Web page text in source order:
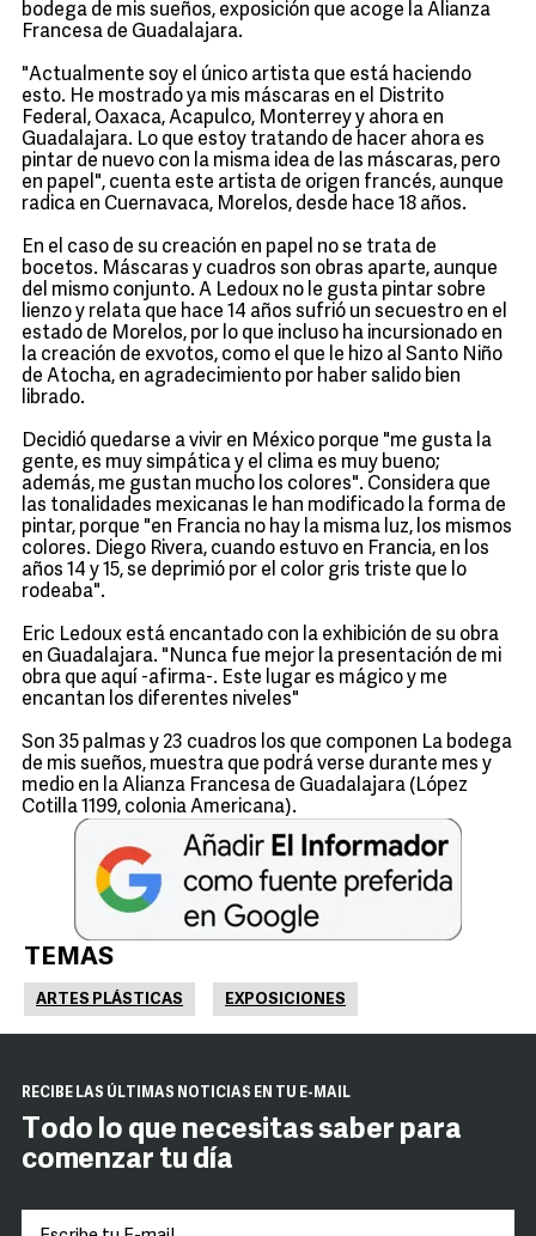
bodega de mis sueños, exposición que acoge la Alianza
Francesa de Guadalajara.
"Actualmente soy el único artista que está haciendo
esto. He mostrado ya mis máscaras en el Distrito
Federal, Oaxaca, Acapulco, Monterrey y ahora en
Guadalajara. Lo que estoy tratando de hacer ahora es
pintar de nuevo con la misma idea de las máscaras, pero
en papel", cuenta este artista de origen francés, aunque
radica en Cuernavaca, Morelos, desde hace 18 años.
En el caso de su creación en papel no se trata de
bocetos. Máscaras y cuadros son obras aparte, aunque
del mismo conjunto. A Ledoux no le gusta pintar sobre
lienzo y relata que hace 14 años sufrió un secuestro en el
estado de Morelos, por lo que incluso ha incursionado en
la creación de exvotos, como el que le hizo al Santo Niño
de Atocha, en agradecimiento por haber salido bien
librado.
Decidió quedarse a vivir en México porque "me gusta la
gente, es muy simpática y el clima es muy bueno;
además, me gustan mucho los colores". Considera que
las tonalidades mexicanas le han modificado la forma de
pintar, porque "en Francia no hay la misma luz, los mismos
colores. Diego Rivera, cuando estuvo en Francia, en los
años 14 y 15, se deprimió por el color gris triste que lo
rodeaba".
Eric Ledoux está encantado con la exhibición de su obra
en Guadalajara. "Nunca fue mejor la presentación de mi
obra que aquí -afirma-. Este lugar es mágico y me
encantan los diferentes niveles"
Son 35 palmas y 23 cuadros los que componen La bodega
de mis sueños, muestra que podrá verse durante mes y
medio en la Alianza Francesa de Guadalajara (López
Cotilla 1199, colonia Americana).
TEMAS
ARTES PLÁSTICAS EXPOSICIONES
RECIBE LAS ÚLTIMAS NOTICIAS EN TU E-MAIL
Todo lo que necesitas saber para
comenzar tu día